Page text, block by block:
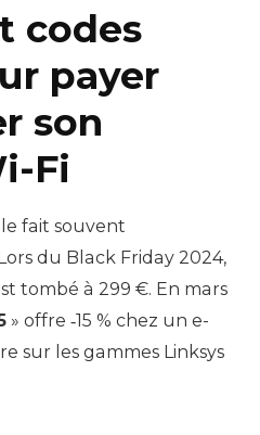
codes
payer
son
Fi
fait souvent
du Black Friday 2024,
tombé à 299 €. En mars
» offre ‑15 % chez un e-
sur les gammes Linksys